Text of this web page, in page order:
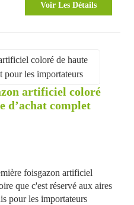
Voir Les Détails
artificiel coloré
d’achat complet
foisgazon artificiel
que c'est réservé aux aires
pour les importateurs